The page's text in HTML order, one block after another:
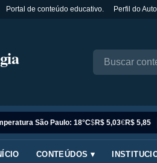
Portal de conteúdo educativo. Perfil do
São Paulo: 18°C$R$ 5,03€R$ 5,85
CONTEÚDOS ▾